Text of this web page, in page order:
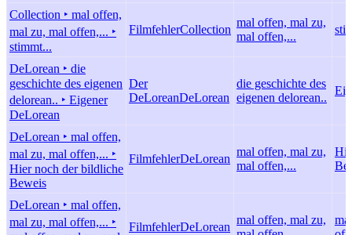
Collection ‣ mal offen,
mal zu, mal offen,... ‣
stimmt...
FilmfehlerCollection
mal offen, mal zu,
mal offen,...
DeLorean ‣ die
geschichte des eigenen
delorean.. ‣ Eigener
DeLorean
Der
DeLoreanDeLorean
die geschichte des
eigenen delorean..
DeLorean ‣ mal offen,
mal zu, mal offen,... ‣
Hier noch der bildliche
Beweis
FilmfehlerDeLorean
mal offen, mal zu,
mal offen,...
DeLorean ‣ mal offen,
mal zu, mal offen,... ‣
FilmfehlerDeLorean
mal offen, mal zu,